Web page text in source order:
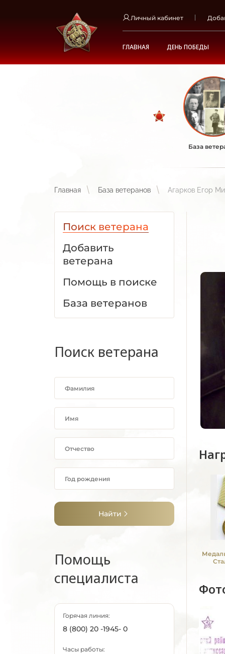
Личный кабинет
ГЛАВНАЯ ДЕНЬ ПОБЕДЫ
База
Главная База ветеранов Агарков Егор
Поиск ветерана
Добавить
ветерана
Помощь в поиске
База ветеранов
Поиск ветерана
Найти
Помощь
специалиста
Горячая линия:
8 (800) 20 -1945- 0
Часы работы: